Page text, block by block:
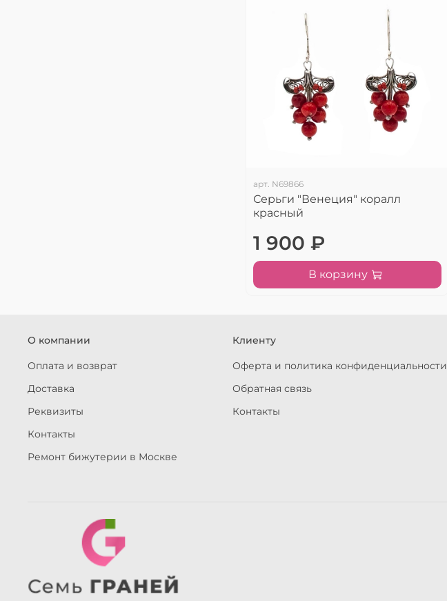
арт. N69866
Серьги "Венеция" коралл
красный
1 900 ₽
В корзину
О компании
Оплата и возврат
Доставка
Реквизиты
Контакты
Ремонт бижутерии в Москве
Клиенту
Оферта и политика конфиденциальности
Обратная связь
Контакты